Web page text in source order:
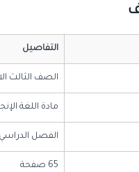
التفاصيل
الصف الثالث
مادة اللغة
الفصل الدراسي
65 صفحة